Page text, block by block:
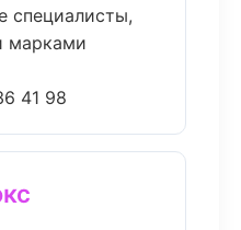
специалисты,
марками
41 98